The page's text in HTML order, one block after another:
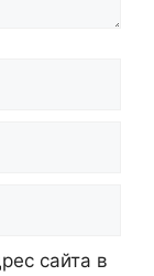
сайта в